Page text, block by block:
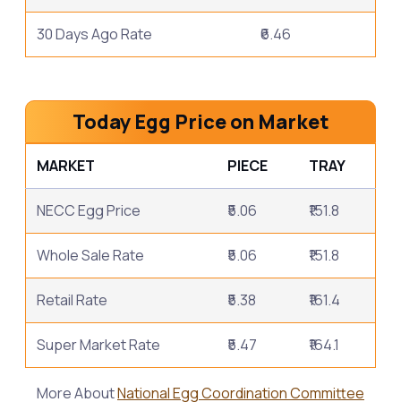
30 Days Ago Rate ₹6.46
Today Egg Price on Market
MARKET PIECE TRAY
NECC Egg Price ₹5.06 ₹151.8
Whole Sale Rate ₹5.06 ₹151.8
Retail Rate ₹5.38 ₹161.4
Super Market Rate ₹5.47 ₹164.1
More AboutNational Egg Coordination Committee